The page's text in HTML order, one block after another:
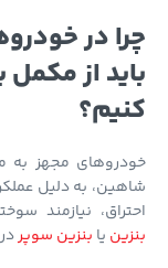
در خودروهای
از مکمل
مجهز به
به دلیل عملکرد
نیازمند سوختی
یابنزین سوپر در این